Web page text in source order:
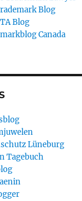
Blog
Blog
Canada
Lüneburg
Tagebuch